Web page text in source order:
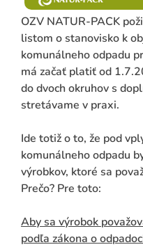
OZV NATUR-PACK
listom o stanovisko k
komunálneho odpadu
má začať platiť od
do dvoch okruhov s
stretávame v praxi.
Ide totiž o to, že pod
komunálneho odpadu
výrobkov, ktoré sa
Prečo? Pre toto:
Aby sa výrobok
podľa zákona o